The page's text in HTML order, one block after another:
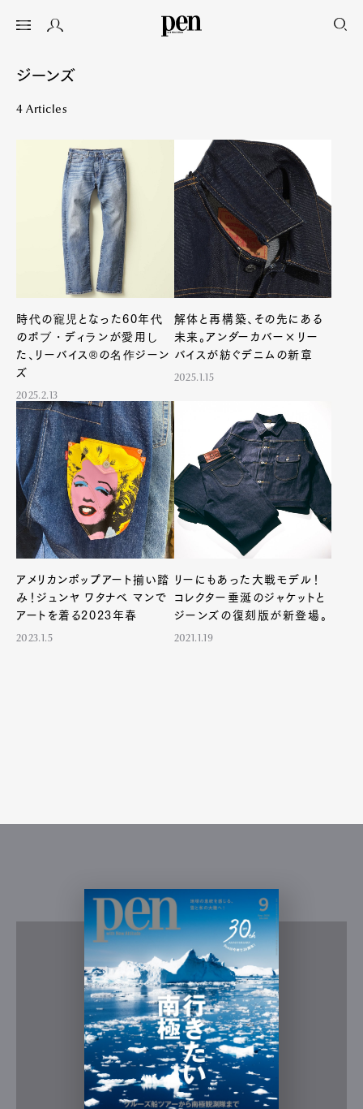
ProductCultureLifestyle
Pen Membership
Magazine
Official Columnist
About
Contact
Pen Meet
ジーンズ
4 Articles
時代の寵児となった60年代
のボブ・ディランが愛用し
た、リーバイス®の名作ジーン
ズ
2025.2.13
解体と再構築、その先にある
未来。アンダーカバー×リー
バイスが紡ぐデニムの新章
2025.1.15
アメリカンポップアート揃い踏
み！ジュンヤ ワタナベ マンで
アートを着る2023年春
2023.1.5
リーにもあった大戦モデル！
コレクター垂涎のジャケットと
ジーンズの復刻版が新登場。
2021.1.19